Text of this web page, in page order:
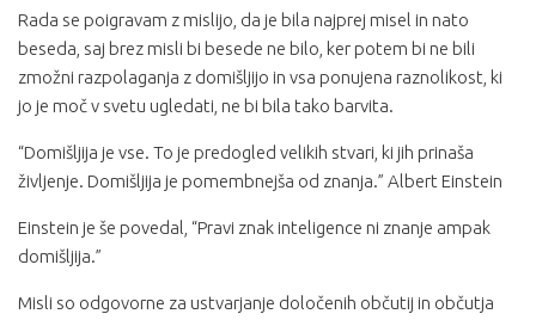
Rada se poigravam z mislijo, da je bila najprej misel in nato
beseda, saj brez misli bi besede ne bilo, ker potem bi ne bili
zmožni razpolaganja z domišljijo in vsa ponujena raznolikost, ki
jo je moč v svetu ugledati, ne bi bila tako barvita.
“Domišljija je vse. To je predogled velikih stvari, ki jih prinaša
življenje. Domišljija je pomembnejša od znanja.” Albert Einstein
Einstein je še povedal, “Pravi znak inteligence ni znanje ampak
domišljija.”
Misli so odgovorne za ustvarjanje določenih občutij in občutja